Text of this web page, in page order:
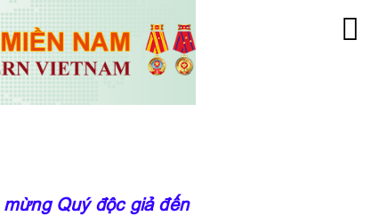
mừng Quý độc giả đến với trang thông tin